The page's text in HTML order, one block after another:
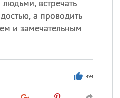
встречать
а проводить
и замечательным
494